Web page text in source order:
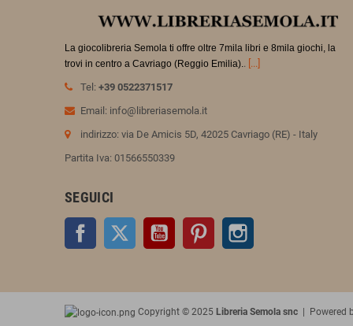
La giocolibreria Semola ti offre oltre 7mila libri e 8mila giochi, la
trovi in centro a Cavriago (Reggio Emilia).. [...]
Tel: +39 0522371517
Email: info@libreriasemola.it
indirizzo: via De Amicis 5D, 42025 Cavriago (RE) - Italy
Partita Iva: 01566550339
SEGUICI
Facebook Twitter YouTube Pinterest
Copyright © 2025 Libreria Semola snc | Powered